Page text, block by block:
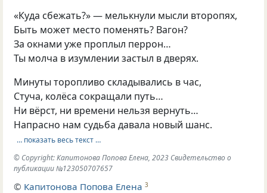
«Куда сбежать?» — мелькнули мысли второпях,
Быть может место поменять? Вагон?
За окнами уже проплыл перрон…
Ты молча в изумлении застыл в дверях.
Минуты торопливо складывались в час,
Стуча, колёса сокращали путь…
Ни вёрст, ни времени нельзя вернуть…
Напрасно нам судьба давала новый шанс.
… показать весь текст …
© Copyright: Капитонова Попова Елена, 2023 Свидетельство о
публикации №123050707657
© Капитонова Попова Елена 3